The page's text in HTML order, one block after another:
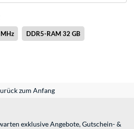
DDR5-RAM 32 GB
zum Anfang
exklusive Angebote, Gutschein- &